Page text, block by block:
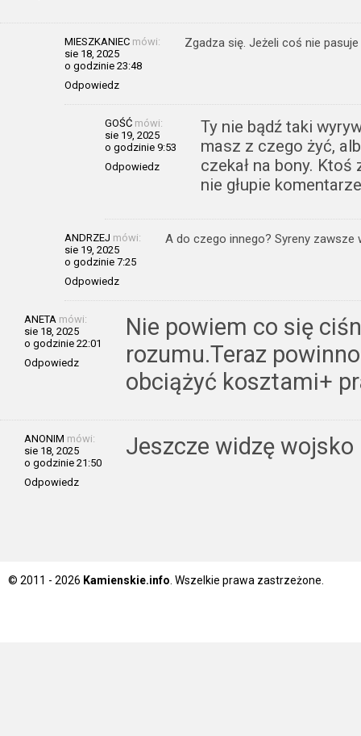
MIESZKANIEC mówi:
sie 18, 2025
o godzinie 23:48
Odpowiedz
Zgadza się. Jeżeli coś nie
GOŚĆ mówi:
sie 19, 2025
o godzinie 9:53
Odpowiedz
Ty nie bądź taki
masz z czego żyć,
czekał na bony.
nie głupie
ANDRZEJ mówi:
sie 19, 2025
o godzinie 7:25
Odpowiedz
A do czego innego? Syreny zawsze
ANETA mówi:
sie 18, 2025
o godzinie 22:01
Odpowiedz
Nie powiem co się
rozumu.Teraz
obciążyć kosztami+
ANONIM mówi:
sie 18, 2025
o godzinie 21:50
Odpowiedz
Jeszcze widzę wojsko
© 2011 - 2026 Kamienskie.info . Wszelkie prawa zastrzeżone.